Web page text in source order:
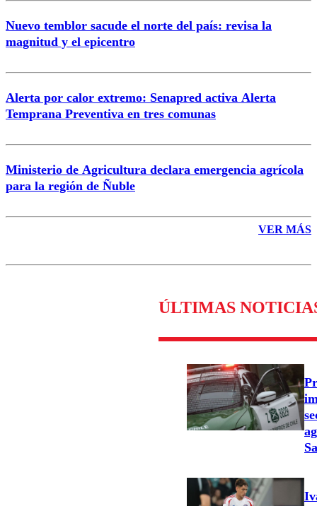
Nuevo temblor sacude el norte del país: revisa la
magnitud y el epicentro
Alerta por calor extremo: Senapred activa Alerta
Temprana Preventiva en tres comunas
Ministerio de Agricultura declara emergencia agrícola
para la región de Ñuble
VER MÁS
ÚLTIMAS